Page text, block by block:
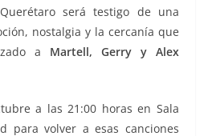
será testigo de una
nostalgia y la cercanía que
a Martell, Gerry y Alex
a las 21:00 horas en Sala
para volver a esas canciones